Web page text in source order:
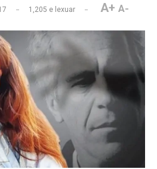
1,205 e lexuar A+ A-